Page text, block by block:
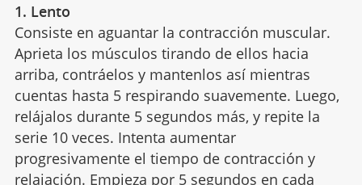
1. Lento
Consiste en aguantar la contracción muscular.
Aprieta los músculos tirando de ellos hacia
arriba, contráelos y mantenlos así mientras
cuentas hasta 5 respirando suavemente. Luego,
relájalos durante 5 segundos más, y repite la
serie 10 veces. Intenta aumentar
progresivamente el tiempo de contracción y
relajación. Empieza por 5 segundos en cada